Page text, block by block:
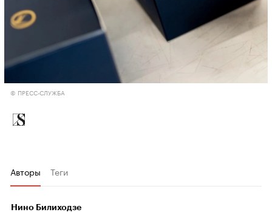
© ПРЕСС-СЛУЖБА
Авторы Теги
Нино Билиходзе